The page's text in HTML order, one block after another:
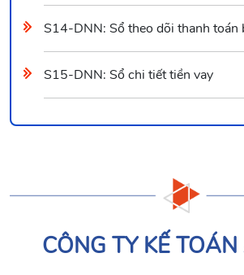
S14-DNN: Sổ theo dõi thanh toán
S15-DNN: Sổ chi tiết tiền vay
CÔNG TY KẾ